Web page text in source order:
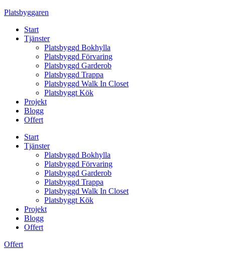
Skip
content
Platsbyggaren
Start
Tjänster
Platsbyggd Bokhylla
Platsbyggd Förvaring
Platsbyggd Garderob
Platsbyggd Trappa
Platsbyggd Walk In Closet
Platsbyggt Kök
Projekt
Blogg
Offert
Start
Tjänster
Platsbyggd Bokhylla
Platsbyggd Förvaring
Platsbyggd Garderob
Platsbyggd Trappa
Platsbyggd Walk In Closet
Platsbyggt Kök
Projekt
Blogg
Offert
Offert